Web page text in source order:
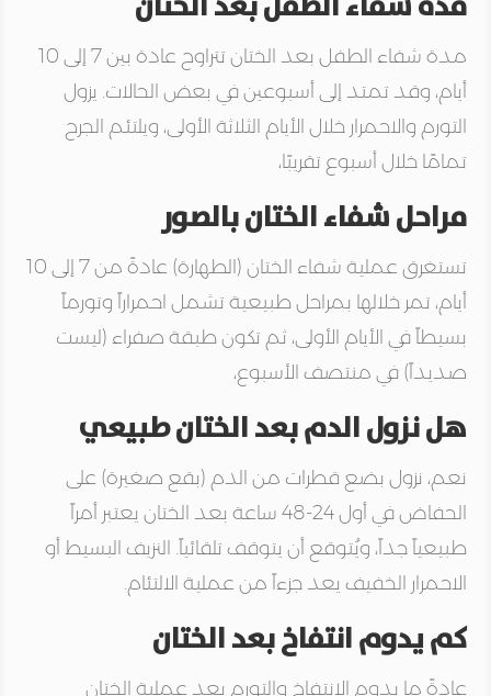
مدة شفاء الطفل بعد الختان
تتراوح عادة بين 7 إلى 10
أيام، وقد تمتد إلى أسبوعين في بعض الحالات. يزول
التورم والاحمرار خلال الأيام الثلاثة الأولى، ويلتئم الجرح
تمامًا خلال أسبوع تقريبًا،
مراحل شفاء الختان بالصور
تستغرق عملية شفاء الختان (الطهارة) عادةً من 7 إلى 10
أيام، تمر خلالها بمراحل طبيعية تشمل احمراراً وتورماً
بسيطاً في الأيام الأولى، ثم تكون طبقة صفراء (ليست
صديداً) في منتصف الأسبوع،
هل نزول الدم بعد الختان طبيعي
نعم، نزول بضع قطرات من الدم (بقع صغيرة) على
الحفاض في أول 24-48 ساعة بعد الختان يعتبر أمراً
طبيعياً جداً، ويُتوقع أن يتوقف تلقائياً. النزيف البسيط أو
الاحمرار الخفيف يعد جزءاً من عملية الالتئام.
كم يدوم انتفاخ بعد الختان
عادةً ما يدوم الانتفاخ والتورم بعد عملية الختان